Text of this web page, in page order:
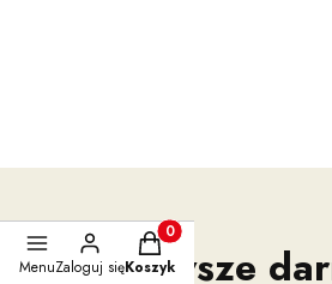
Zawsze
MenuZaloguj się
Produkty w koszyku: 0.
Koszyk